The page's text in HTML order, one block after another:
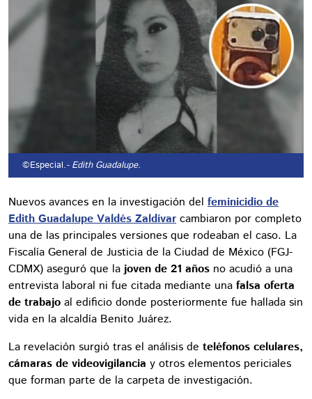
©Especial.- Edith Guadalupe.
Nuevos avances en la investigación del feminicidio de
Edith Guadalupe Valdés Zaldívar cambiaron por completo
una de las principales versiones que rodeaban el caso. La
Fiscalía General de Justicia de la Ciudad de México (FGJ-
CDMX) aseguró que la joven de 21 años no acudió a una
entrevista laboral ni fue citada mediante una falsa oferta
de trabajo al edificio donde posteriormente fue hallada sin
vida en la alcaldía Benito Juárez.
La revelación surgió tras el análisis de teléfonos celulares,
cámaras de videovigilancia y otros elementos periciales
que forman parte de la carpeta de investigación.